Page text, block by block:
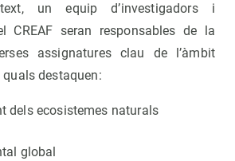
un equip d’investigadors i
CREAF seran responsables de la
assignatures clau de l’àmbit
destaquen:
dels ecosistemes naturals
global